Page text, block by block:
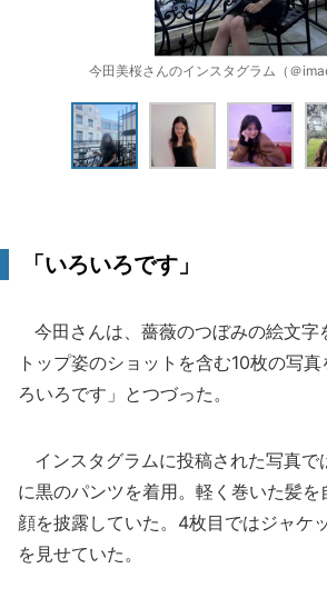
今田美桜さんのインスタグラム（＠
「いろいろです」
今田さんは、薔薇のつぼみの絵文字
トップ姿のショットを含む10枚の写
ろいろです」とつづった。
インスタグラムに投稿された写真で
に黒のパンツを着用。軽く巻いた髪
顔を披露していた。4枚目ではジャケ
を見せていた。